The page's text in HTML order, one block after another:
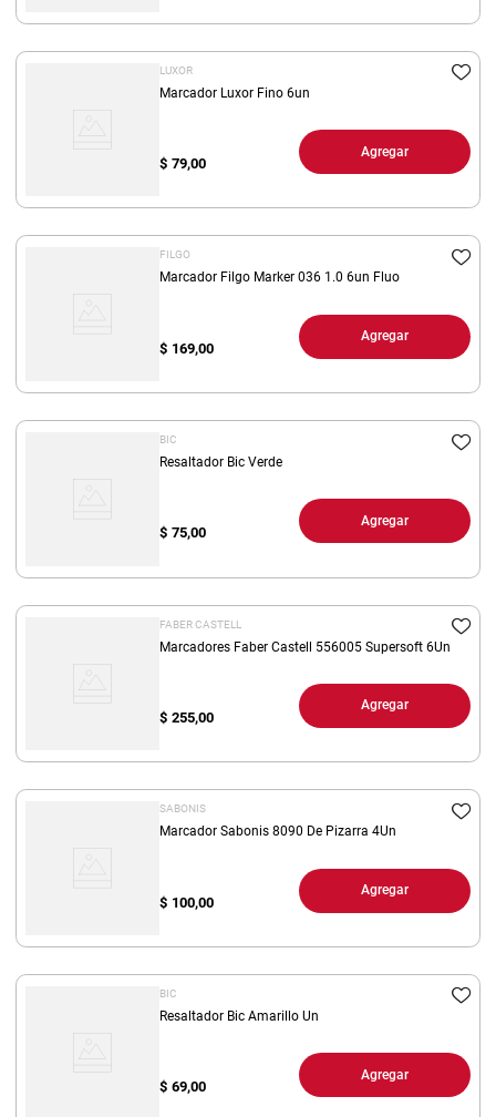
LUXOR
Marcador Luxor Fino 6un
$ 79,00
Agregar
FILGO
Marcador Filgo Marker 036 1.0 6un Fluo
$ 169,00
Agregar
BIC
Resaltador Bic Verde
$ 75,00
Agregar
FABER CASTELL
Marcadores Faber Castell 556005 Supersoft 6Un
$ 255,00
Agregar
SABONIS
Marcador Sabonis 8090 De Pizarra 4Un
$ 100,00
Agregar
BIC
Resaltador Bic Amarillo Un
$ 69,00
Agregar